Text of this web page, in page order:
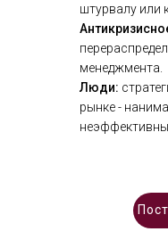
штурвалу или
менеджмента.
Люди:
рынке -